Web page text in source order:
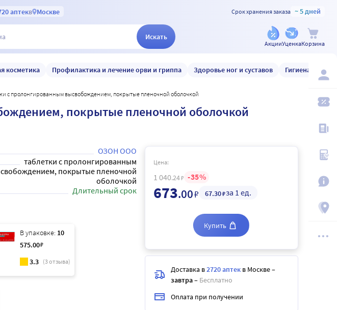
аптекв Москве Срок хранения заказа ~ 5 дней
Искать
АкцииУценкаКорзина
косметика Профилактика и лечение орви и гриппа Здоровье ног и суставов Гигиена и уход
с пролонгированным высвобождением, покрытые пленочной оболочкой
покрытые пленочной оболочкой
ОЗОН ООО
таблетки с пролонгированным
покрытые пленочной
оболочкой
Длительный срок
В упаковке: 10
575.00₽
3.3 (3отзыва)
Цена:
1 040.24₽ 35
673.00₽ 67.30₽за 1 ед.
Купить
Доставка в2720 аптек в Москве–
завтра– Бесплатно
Оплата при получении